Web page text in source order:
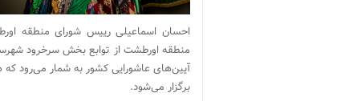
احسان اسماعیلی رییس شورای منطقه
آیین‌های عاشورایی کشور به شمار می‌رود
برگزار می‌شود.